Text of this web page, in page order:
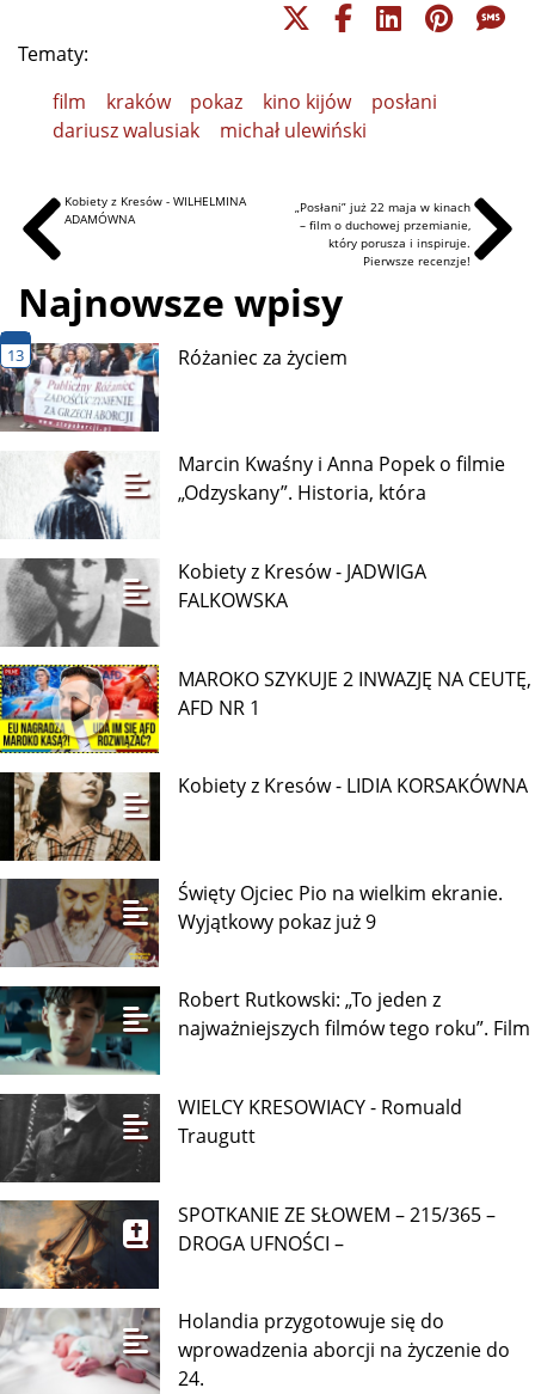
Tematy:
film
kraków pokaz kino kijów
posłani
dariusz walusiak
michał ulewiński
Kobiety z Kresów - WILHELMINA
ADAMÓWNA
„Posłani” już 22 maja w kinach
– film o duchowej przemianie,
który porusza i inspiruje.
Pierwsze recenzje!
Najnowsze wpisy
13 Różaniec za życiem
Marcin Kwaśny i Anna Popek o filmie
„Odzyskany”. Historia, która
Kobiety z Kresów - JADWIGA
FALKOWSKA
MAROKO SZYKUJE 2 INWAZJĘ NA CEUTĘ,
AFD NR 1
Kobiety z Kresów - LIDIA KORSAKÓWNA
Święty Ojciec Pio na wielkim ekranie.
Wyjątkowy pokaz już 9
Robert Rutkowski: „To jeden z
najważniejszych filmów tego roku”. Film
WIELCY KRESOWIACY - Romuald
Traugutt
SPOTKANIE ZE SŁOWEM – 215/365 –
DROGA UFNOŚCI –
Holandia przygotowuje się do
wprowadzenia aborcji na życzenie do
24.